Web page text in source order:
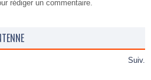
rédiger un commentaire.
Suiv.